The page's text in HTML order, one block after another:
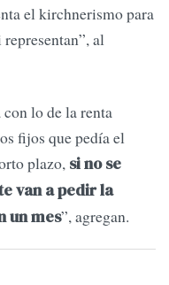
el kirchnerismo para
al
lo de la renta
fijos que pedía el
plazo, si no se
van a pedir la
un mes”, agregan.